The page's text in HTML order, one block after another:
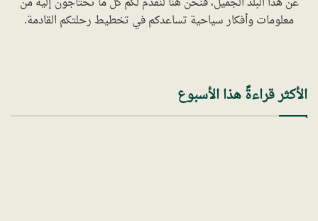
معلومات وأفكار سياحية تساعدكم في تخطيط رحلتكم القادمة.
الأكثر قراءةً هذا الأسبوع